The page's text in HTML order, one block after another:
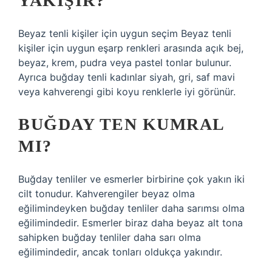
Beyaz tenli kişiler için uygun seçim Beyaz tenli
kişiler için uygun eşarp renkleri arasında açık bej,
beyaz, krem, pudra veya pastel tonlar bulunur.
Ayrıca buğday tenli kadınlar siyah, gri, saf mavi
veya kahverengi gibi koyu renklerle iyi görünür.
BUĞDAY TEN KUMRAL
MI?
Buğday tenliler ve esmerler birbirine çok yakın iki
cilt tonudur. Kahverengiler beyaz olma
eğilimindeyken buğday tenliler daha sarımsı olma
eğilimindedir. Esmerler biraz daha beyaz alt tona
sahipken buğday tenliler daha sarı olma
eğilimindedir, ancak tonları oldukça yakındır.